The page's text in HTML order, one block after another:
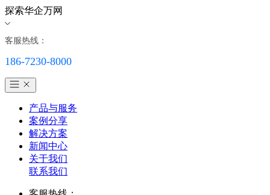
探索华企万网
客服热线：
186-7230-8000
产品与服务
案例分享
解决方案
新闻中心
关于我们
联系我们